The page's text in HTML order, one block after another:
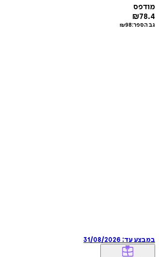
מודפס
₪78.4
גב הספר: ₪98
במבצע עד: 31/08/2026